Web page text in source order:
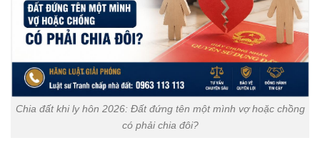
Chia đất khi ly hôn 2026: Đất đứng tên một mình vợ hoặc chồng
có phải chia đôi?